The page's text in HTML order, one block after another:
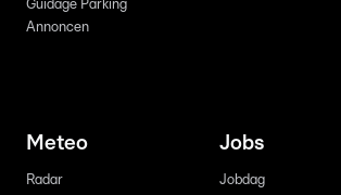
Guidage Parking
Annoncen
Meteo
Radar
Jobs
Jobdag